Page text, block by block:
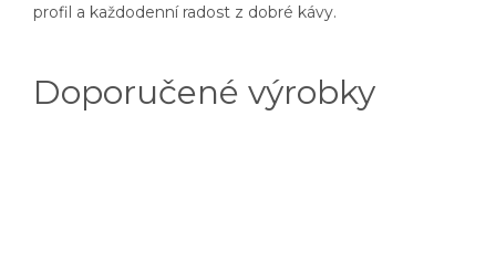
profil a každodenní radost z dobré kávy.
Doporučené výrobky